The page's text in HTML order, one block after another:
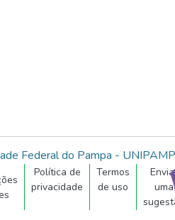
Federal do Pampa -
Política de
privacidade
Termos
de uso
uma